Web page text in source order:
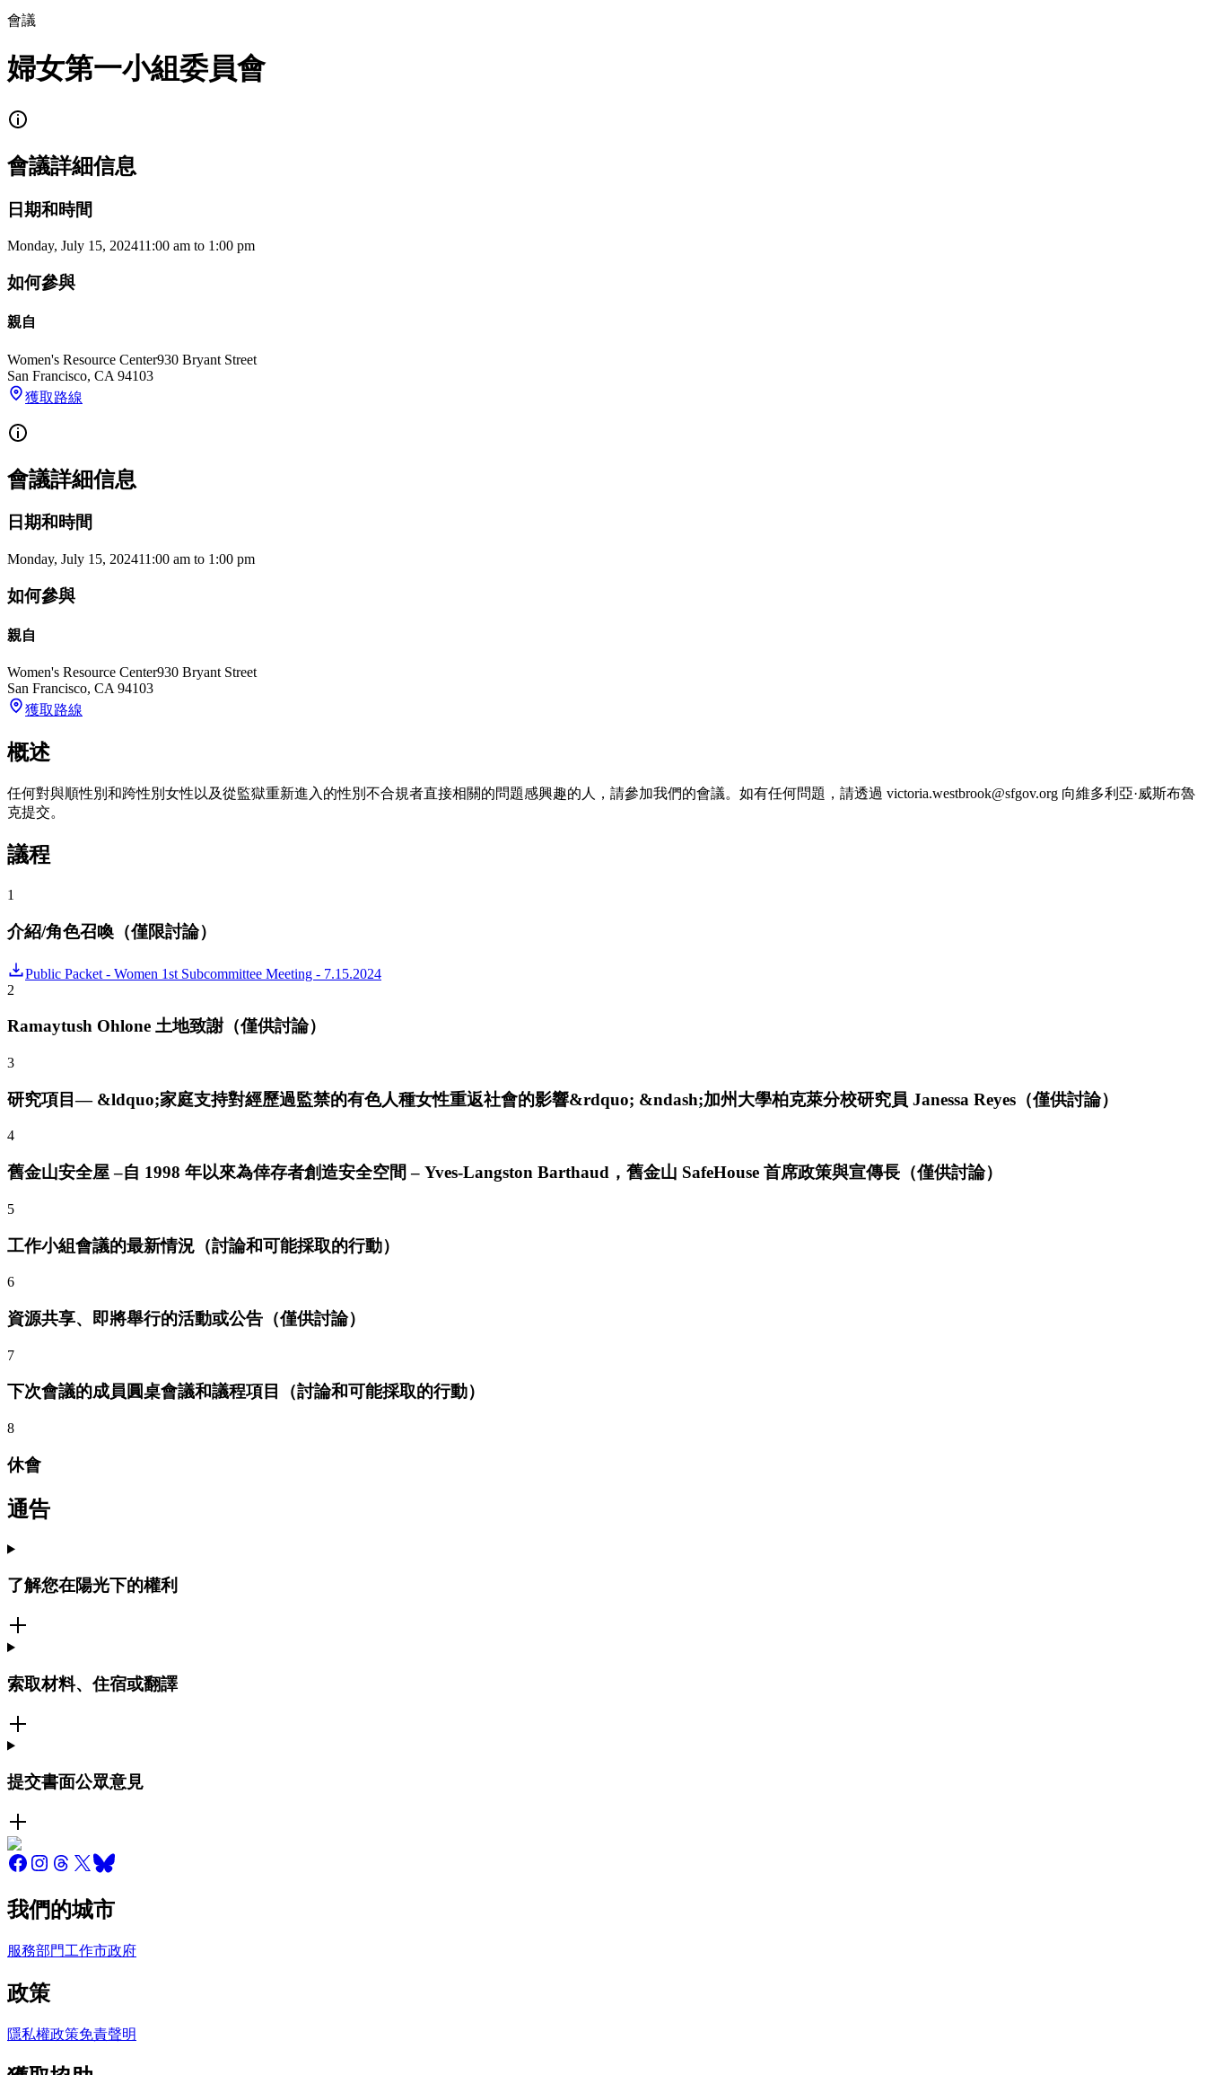
會議
婦女第一小組委員會
會議詳細信息
日期和時間
Monday, July 15, 202411:00 am to 1:00 pm
如何參與
親自
Women's Resource Center930 Bryant Street
San Francisco, CA 94103
獲取路線
會議詳細信息
日期和時間
Monday, July 15, 202411:00 am to 1:00 pm
如何參與
親自
Women's Resource Center930 Bryant Street
San Francisco, CA 94103
獲取路線
概述
任何對與順性別和跨性別女性以及從監獄重新進入的性別不合規者直接相關的問題感興趣的人，請參加我們的會議。如有任何問題，請透過 victoria.westbrook@sfgov.org 向維多利亞·威斯布魯
克提交。
議程
1
介紹/角色召喚（僅限討論）
Public Packet - Women 1st Subcommittee Meeting - 7.15.2024
2
Ramaytush Ohlone 土地致謝（僅供討論）
3
研究項目— &ldquo;家庭支持對經歷過監禁的有色人種女性重返社會的影響&rdquo; &ndash;加州大學柏克萊分校研究員 Janessa Reyes（僅供討論）
4
舊金山安全屋 –自 1998 年以來為倖存者創造安全空間 – Yves-Langston Barthaud，舊金山 SafeHouse 首席政策與宣傳長（僅供討論）
5
工作小組會議的最新情況（討論和可能採取的行動）
6
資源共享、即將舉行的活動或公告（僅供討論）
7
下次會議的成員圓桌會議和議程項目（討論和可能採取的行動）
8
休會
通告
了解您在陽光下的權利
索取材料、住宿或翻譯
提交書面公眾意見
我們的城市
服務部門工作市政府
政策
隱私權政策免責聲明